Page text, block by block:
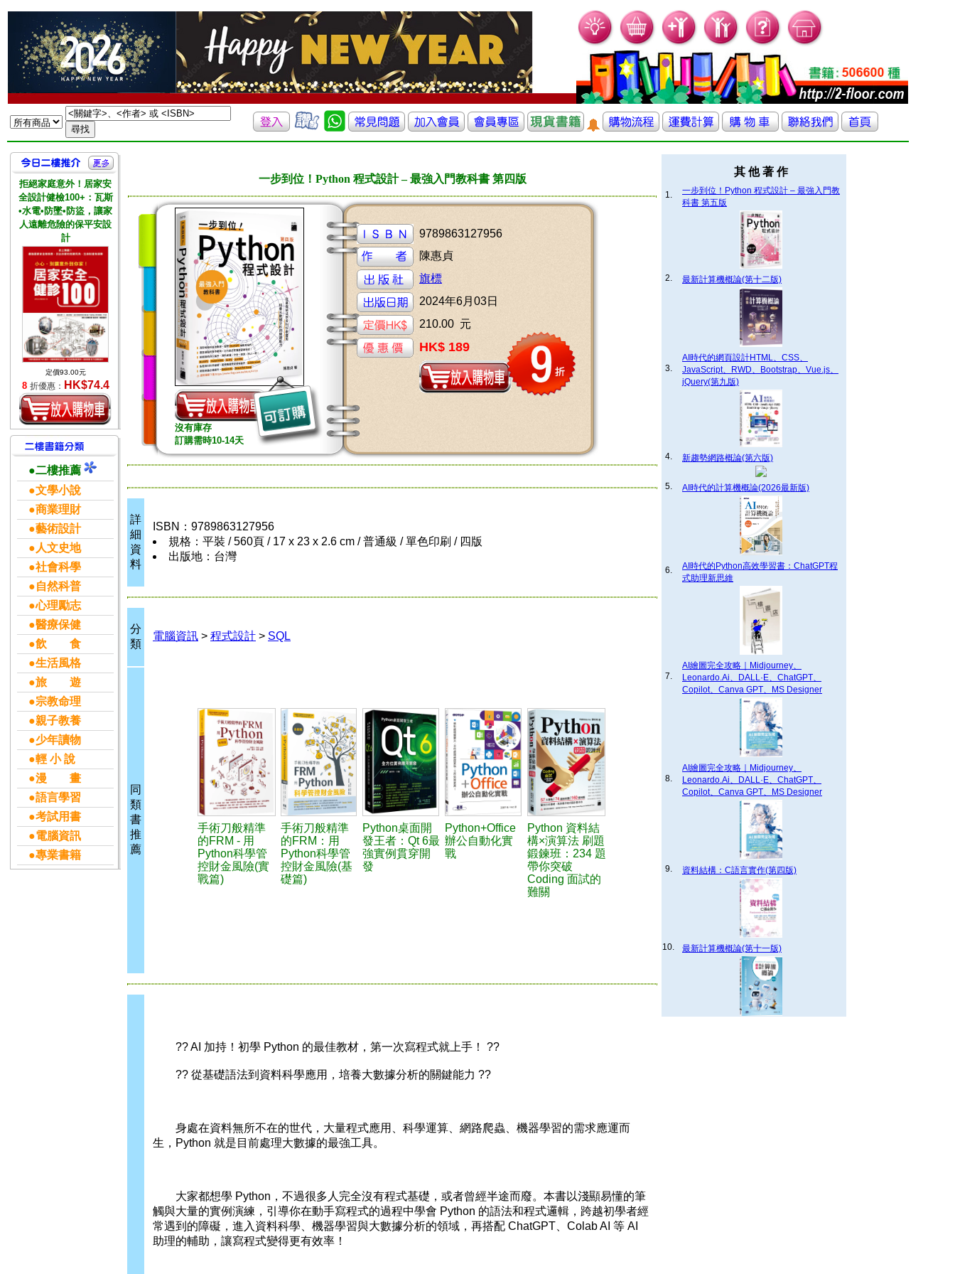
拒絕家庭意外！居家安
全設計健檢100+：瓦斯
•水電•防墜•防盜，讓家
人遠離危險的保平安設
計
定價93.00元
8 折優惠： HK$74.4
●二樓推薦
●文學小說
●商業理財
●藝術設計
●人文史地
●社會科學
●自然科普
●心理勵志
●醫療保健
●飲 食
●生活風格
●旅 遊
●宗教命理
●親子教養
●少年讀物
●輕 小 說
●漫 畫
●語言學習
●考試用書
●電腦資訊
●專業書籍
一步到位！Python 程式設計 – 最強入門教科書 第四版
沒有庫存
訂購需時10-14天
9789863127956
陳惠貞
旗標
2024年6月03日
210.00 元
HK$ 189
詳
細
資
料
ISBN：9789863127956
規格：平裝 / 560頁 / 17 x 23 x 2.6 cm / 普通級 / 單色印刷 / 四版
出版地：台灣
分
類
電腦資訊 > 程式設計 > SQL
同
類
書
推
薦
手術刀般精準
的FRM - 用
Python科學管
控財金風險(實
戰篇)
手術刀般精準
的FRM：用
Python科學管
控財金風險(基
礎篇)
Python桌面開
發王者：Qt 6最
強實例貫穿開
發
Python+Office
辦公自動化實
戰
Python 資料結
構×演算法 刷題
鍛鍊班：234 題
帶你突破
Coding 面試的
難關
?? AI 加持！初學 Python 的最佳教材，第一次寫程式就上手！ ??
?? 從基礎語法到資料科學應用，培養大數據分析的關鍵能力 ??
身處在資料無所不在的世代，大量程式應用、科學運算、網路爬蟲、機器學習的需求應運而
生，Python 就是目前處理大數據的最強工具。
大家都想學 Python，不過很多人完全沒有程式基礎，或者曾經半途而廢。本書以淺顯易懂的筆
觸與大量的實例演練，引導你在動手寫程式的過程中學會 Python 的語法和程式邏輯，跨越初學者經
常遇到的障礙，進入資料科學、機器學習與大數據分析的領域，再搭配 ChatGPT、Colab AI 等 AI
助理的輔助，讓寫程式變得更有效率！
其 他 著 作
1.
一步到位！Python 程式設計 – 最強入門教
科書 第五版
2. 最新計算機概論(第十二版)
3.
AI時代的網頁設計HTML、CSS、
JavaScript、RWD、Bootstrap、Vue.js、
jQuery(第九版)
4. 新趨勢網路概論(第六版)
5. AI時代的計算機概論(2026最新版)
6.
AI時代的Python高效學習書：ChatGPT程
式助理新思維
7.
AI繪圖完全攻略｜Midjourney、
Leonardo.Ai、DALL·E、ChatGPT、
Copilot、Canva GPT、MS Designer
8.
AI繪圖完全攻略｜Midjourney、
Leonardo.Ai、DALL·E、ChatGPT、
Copilot、Canva GPT、MS Designer
9. 資料結構：C語言實作(第四版)
10. 最新計算機概論(第十一版)